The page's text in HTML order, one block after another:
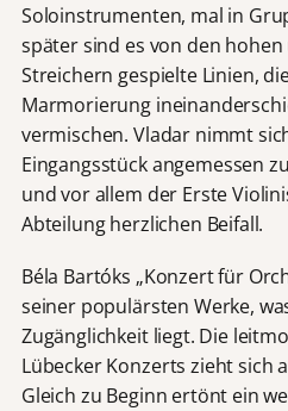
Soloinstrumenten, mal in
später sind es von den
Streichern gespielte Linien,
Marmorierung
vermischen. Vladar nimmt
Eingangsstück angemessen
und vor allem der Erste
Abteilung herzlichen Beifall.
Béla Bartóks „Konzert für
seiner populärsten Werke,
Zugänglichkeit liegt. Die
Lübecker Konzerts zieht sich
Gleich zu Beginn ertönt ein